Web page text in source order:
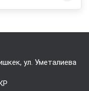
ул. Уметалиева